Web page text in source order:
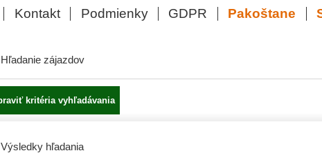
Kontakt Podmienky GDPR Pakoštane
Hľadanie zájazdov
Výsledky hľadania